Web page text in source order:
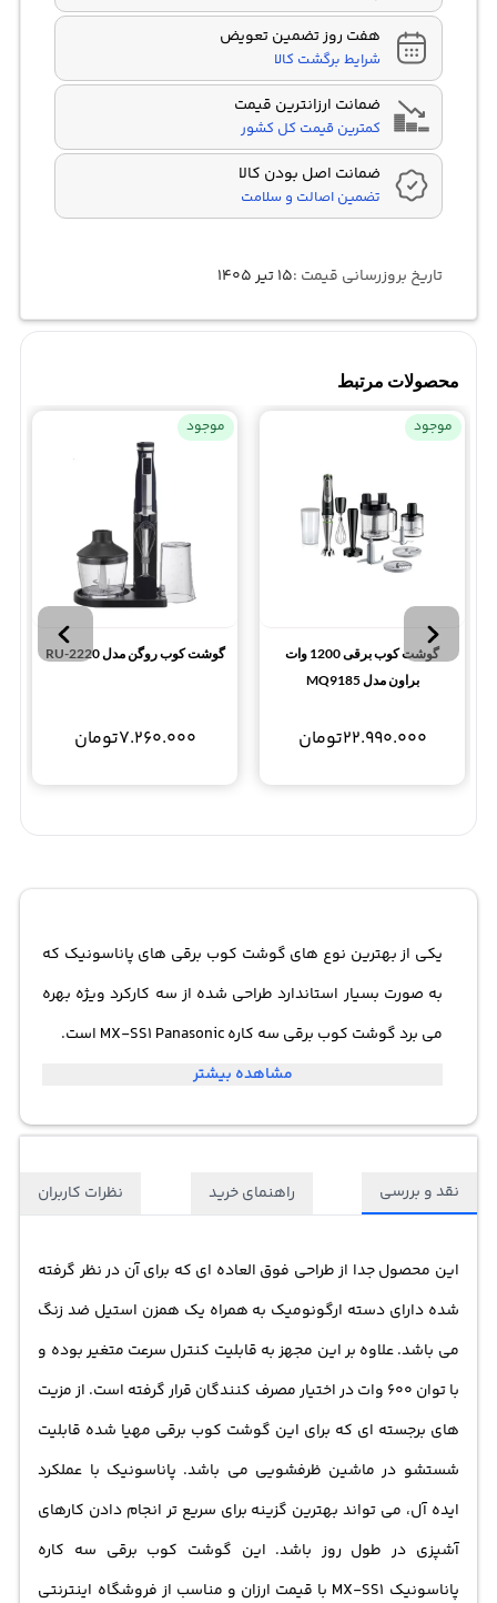
هفت روز تضمین تعویض
شرایط برگشت کالا
ضمانت ارزانترین قیمت
کمترین قیمت کل کشور
ضمانت اصل بودن کالا
تضمین اصالت و سلامت
تاریخ بروزرسانی قیمت :۱۵ تیر ۱۴۰۵
محصولات مرتبط
موجود
گوشت کوب برقی 1200 وات
براون مدل MQ9185
22.990.000تومان
موجود
گوشت کوب روگن مدل RU-2220
7.260.000تومان
یکی از بهترین نوع های گوشت کوب برقی های پاناسونیک که
به صورت بسیار استاندارد طراحی شده از سه کارکرد ویژه بهره
می برد گوشت کوب برقی سه کاره MX-SS1 Panasonic است.
مشاهده بیشتر
نقد و بررسی راهنمای خرید نظرات کاربران
این محصول جدا از طراحی فوق العاده ای که برای آن در نظر گرفته
شده دارای دسته ارگونومیک به همراه یک همزن استیل ضد زنگ
می باشد. علاوه بر این مجهز به قابلیت کنترل سرعت متغیر بوده و
با توان 600 وات در اختیار مصرف کنندگان قرار گرفته است. از مزیت
های برجسته ای که برای این گوشت کوب برقی مهیا شده قابلیت
شستشو در ماشین ظرفشویی می باشد. پاناسونیک با عملکرد
ایده آل، می تواند بهترین گزینه برای سریع تر انجام دادن کارهای
آشپزی در طول روز باشد. این گوشت کوب برقی سه کاره
پاناسونیک MX-SS1 با قیمت ارزان و مناسب از فروشگاه اینترنتی